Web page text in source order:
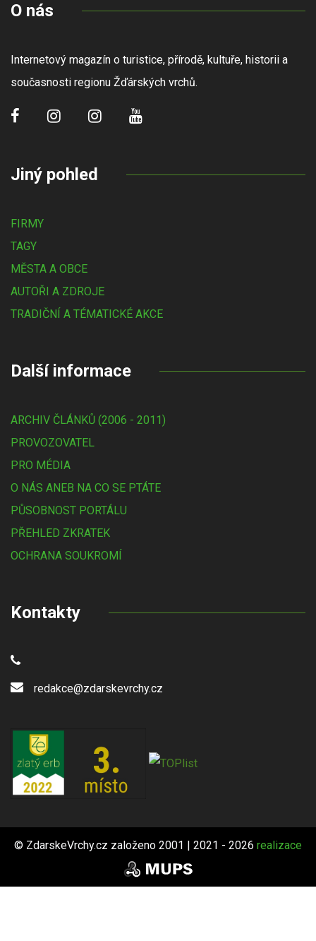
O nás
Internetový magazín o turistice, přírodě, kultuře, historii a
současnosti regionu Žďárských vrchů.
Jiný pohled
FIRMY
TAGY
MĚSTA A OBCE
AUTOŘI A ZDROJE
TRADIČNÍ A TÉMATICKÉ AKCE
Další informace
ARCHIV ČLÁNKŮ (2006 - 2011)
PROVOZOVATEL
PRO MÉDIA
O NÁS ANEB NA CO SE PTÁTE
PŮSOBNOST PORTÁLU
PŘEHLED ZKRATEK
OCHRANA SOUKROMÍ
Kontakty
redakce@zdarskevrchy.cz
© ZdarskeVrchy.cz založeno 2001 | 2021 - 2026 realizace